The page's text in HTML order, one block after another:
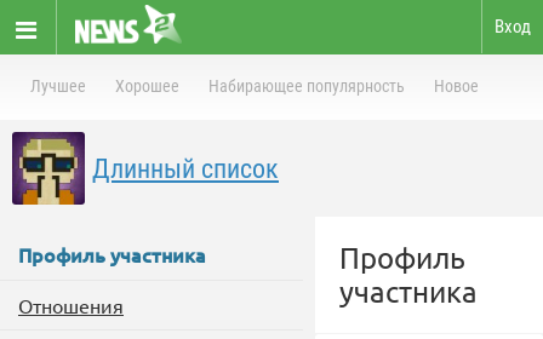
Вход
Лучшее Хорошее Набирающее популярность Новое
Длинный список
Профиль участника
Отношения
Профиль
участника